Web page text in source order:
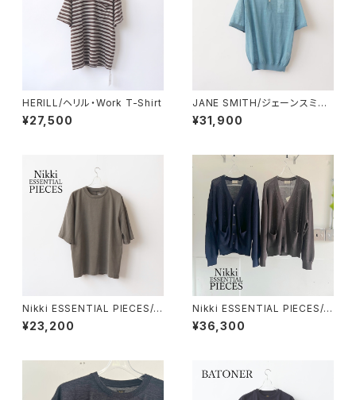
HERILL/ヘリル・Work T-Shirt
¥27,500
JANE SMITH/ジェーンスミス・
16G Linen Nylon Sheer Knit
Polo Shirt
¥31,900
Nikki ESSENTIAL PIECES/ニ
ッキエッセンシャルピーシーズ・
Spain pima Tee
¥23,200
Nikki ESSENTIAL PIECES/ニ
ッキエッセンシャルピーシーズ・
Hight Twist Cotton V-neck
¥36,300